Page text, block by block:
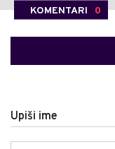
KOMENTARI 0
Upiši ime